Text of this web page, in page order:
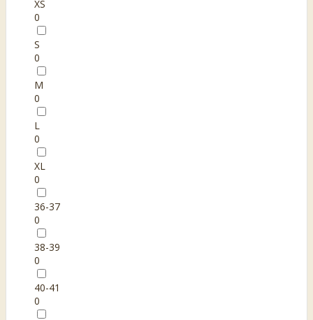
XS
0
S
0
M
0
L
0
XL
0
36-37
0
38-39
0
40-41
0